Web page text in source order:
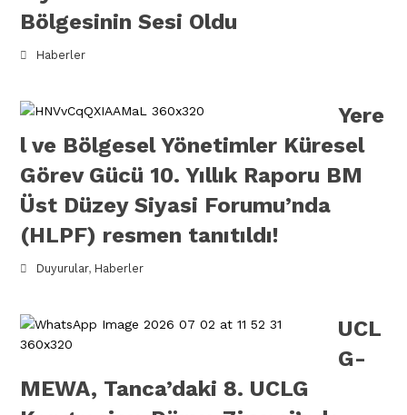
Bölgesinin Sesi Oldu
Haberler
Yere
l ve Bölgesel Yönetimler Küresel
Görev Gücü 10. Yıllık Raporu BM
Üst Düzey Siyasi Forumu’nda
(HLPF) resmen tanıtıldı!
Duyurular, Haberler
UCL
G-
MEWA, Tanca’daki 8. UCLG